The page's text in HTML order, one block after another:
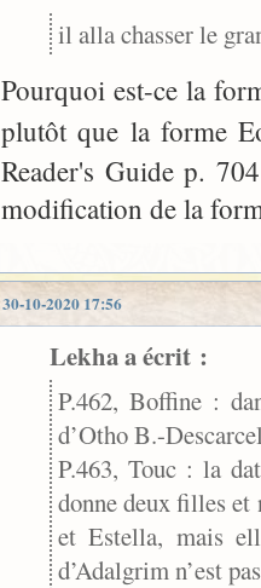
il alla chasser le
Pourquoi est-ce la
plutôt que la forme
Reader's Guide p.
modification de la
30-10-2020 17:56
Lekha a écrit :
P.462, Boffine :
d’Otho B.-
P.463, Touc : la
donne deux filles et
et Estella, mais
d’Adalgrim n’est